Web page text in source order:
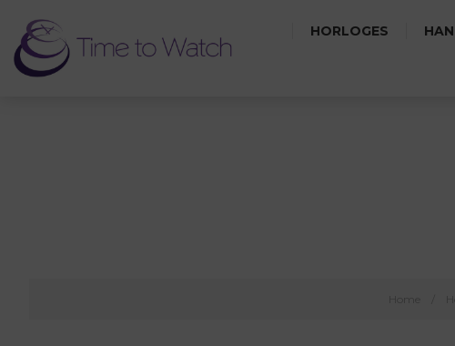
HORLOGES